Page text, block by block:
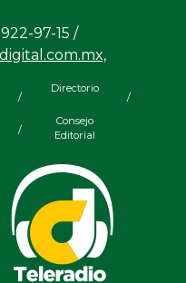
97-15 /
/
Directorio
/
/
Consejo
Editorial